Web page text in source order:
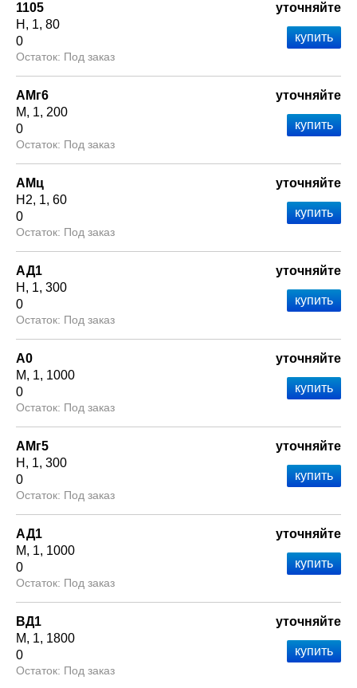
1105
Н
1 80
0
Под заказ
уточняйте
АМг6
М
1 200
0
Под заказ
уточняйте
АМц
Н2 1 60
0
Под заказ
уточняйте
АД1
Н
1 300
0
Под заказ
уточняйте
А0
М
1 1000
0
Под заказ
уточняйте
АМг5
Н
1 300
0
Под заказ
уточняйте
АД1
М
1 1000
0
Под заказ
уточняйте
ВД1
М
1 1800
0
Под заказ
уточняйте